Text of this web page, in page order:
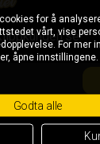
for å
vårt, vise
For mer
åpne innstillingene.
Godta alle